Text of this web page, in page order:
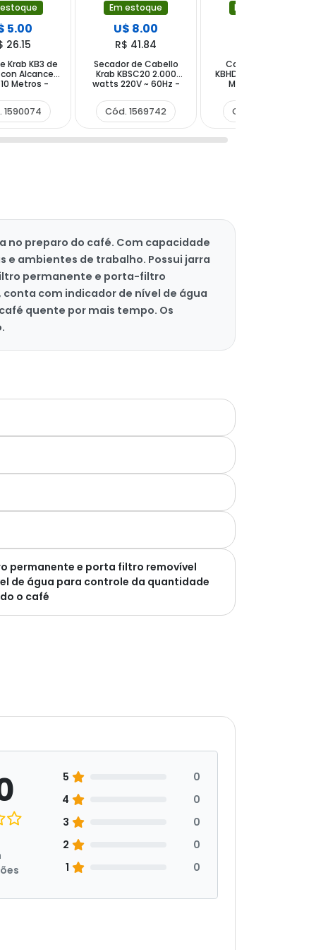
5.00
26.15
Krab KB3 de
Alcance
Metros -
1590074
Em estoque
U$ 8.00
R$ 41.84
Secador de Cabello
Krab KBSC20 2.000
watts 220V ~ 60Hz -
Cód. 1569742
Em estoque
Cable HDMI Krab
KBHDMI300 Full HD 30
Metros - Negro
Cód. 1618877
no preparo do café. Com capacidade
e ambientes de trabalho. Possui jarra
permanente e porta-filtro
com indicador de nível de água
quente por mais tempo. Os
permanente e porta filtro removível
de água para controle da quantidade
o café
5
0
4
0
3
0
2
0
1
0